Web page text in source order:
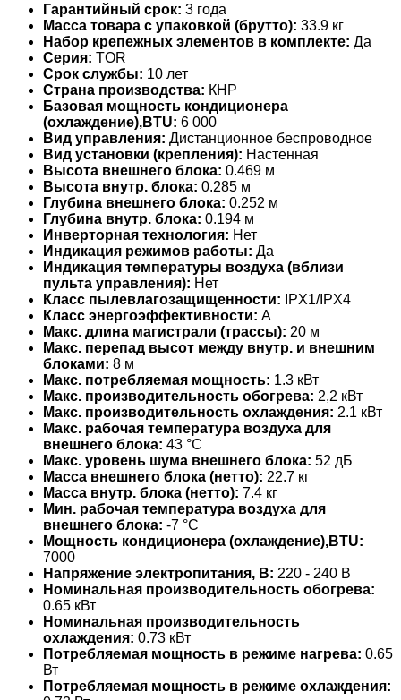
Гарантийный срок: 3 года
Масса товара с упаковкой (брутто): 33.9 кг
Набор крепежных элементов в комплекте: Да
Серия: TOR
Срок службы: 10 лет
Страна производства: КНР
Базовая мощность кондиционера
(охлаждение),BTU: 6 000
Вид управления: Дистанционное беспроводное
Вид установки (крепления): Настенная
Высота внешнего блока: 0.469 м
Высота внутр. блока: 0.285 м
Глубина внешнего блока: 0.252 м
Глубина внутр. блока: 0.194 м
Инверторная технология: Нет
Индикация режимов работы: Да
Индикация температуры воздуха (вблизи
пульта управления): Нет
Класс пылевлагозащищенности: IPX1/IPX4
Класс энергоэффективности: A
Макс. длина магистрали (трассы): 20 м
Макс. перепад высот между внутр. и внешним
блоками: 8 м
Макс. потребляемая мощность: 1.3 кВт
Макс. производительность обогрева: 2,2 кВт
Макс. производительность охлаждения: 2.1 кВт
Макс. рабочая температура воздуха для
внешнего блока: 43 °С
Макс. уровень шума внешнего блока: 52 дБ
Масса внешнего блока (нетто): 22.7 кг
Масса внутр. блока (нетто): 7.4 кг
Мин. рабочая температура воздуха для
внешнего блока: -7 °С
Мощность кондиционера (охлаждение),BTU:
7000
Напряжение электропитания, В: 220 - 240 В
Номинальная производительность обогрева:
0.65 кВт
Номинальная производительность
охлаждения: 0.73 кВт
Потребляемая мощность в режиме нагрева: 0.65
Вт
Потребляемая мощность в режиме охлаждения: